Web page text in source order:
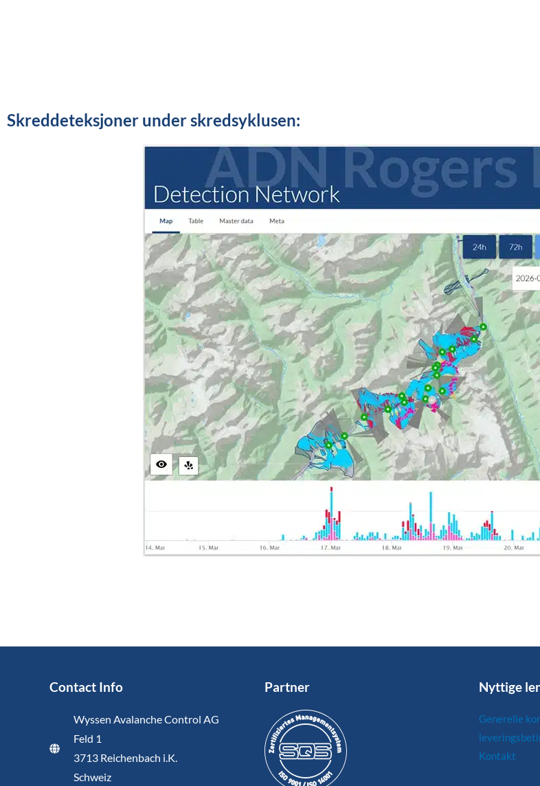
Skreddeteksjoner under skredsyklusen:
Contact Info
Wyssen Avalanche Control AG
Feld 1
3713 Reichenbach i.K.
Schweiz
Partner Nyttige
Generelle
Kontakt